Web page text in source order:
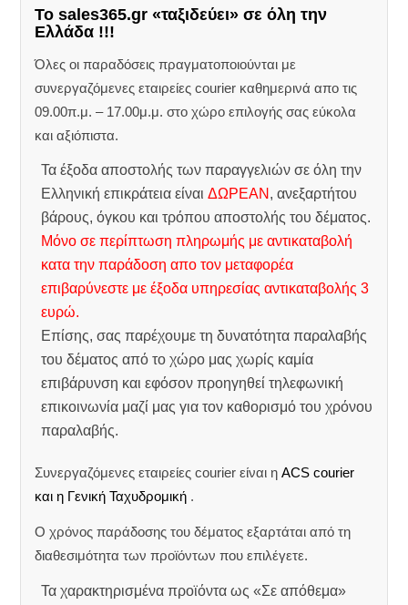
Το sales365.gr «ταξιδεύει» σε όλη την
Ελλάδα !!!
Όλες οι παραδόσεις πραγματοποιούνται με
συνεργαζόμενες εταιρείες courier καθημερινά απο τις
09.00π.μ. – 17.00μ.μ. στο χώρο επιλογής σας εύκολα
και αξιόπιστα.
Τα έξοδα αποστολής των παραγγελιών σε όλη την
Ελληνική επικράτεια είναιΔΩΡΕΑΝ , ανεξαρτήτου
βάρους, όγκου και τρόπου αποστολής του δέματος.
Μόνο σε περίπτωση πληρωμής με αντικαταβολή
κατα την παράδοση απο τον μεταφορέα
επιβαρύνεστε με έξοδα υπηρεσίας αντικαταβολής 3
ευρώ.
Επίσης, σας παρέχουμε τη δυνατότητα παραλαβής
του δέματος από το χώρο μας χωρίς καμία
επιβάρυνση και εφόσον προηγηθεί τηλεφωνική
επικοινωνία μαζί μας για τον καθορισμό του χρόνου
παραλαβής.
Συνεργαζόμενες εταιρείες courier είναι ηACS courier
και η Γενική Ταχυδρομική .
Ο χρόνος παράδοσης του δέματος εξαρτάται από τη
διαθεσιμότητα των προϊόντων που επιλέγετε.
Τα χαρακτηρισμένα προϊόντα ως «Σε απόθεμα»